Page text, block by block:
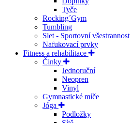
Tyče
Rocking´Gym
Tumbling
Slet - Sportovní všestrannost
Nafukovací prvky
Fitness a rehabilitace
Činky
Jednoruční
Neopren
Vinyl
Gymnastické míče
Jóga
Podložky